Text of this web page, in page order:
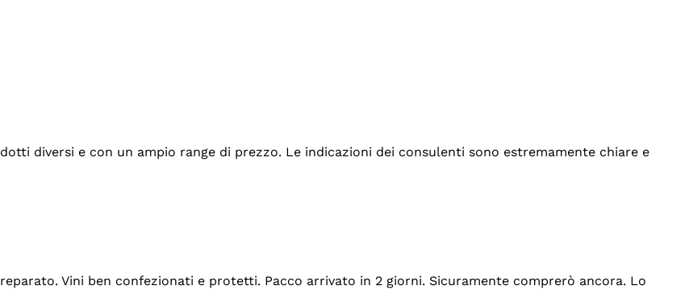
diversi e con un ampio range di prezzo. Le indicazioni dei consulenti sono estremamente chiare e
Vini ben confezionati e protetti. Pacco arrivato in 2 giorni. Sicuramente comprerò ancora. Lo